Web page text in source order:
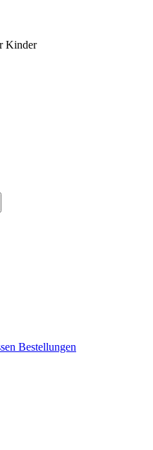
Kinder
Bestellungen